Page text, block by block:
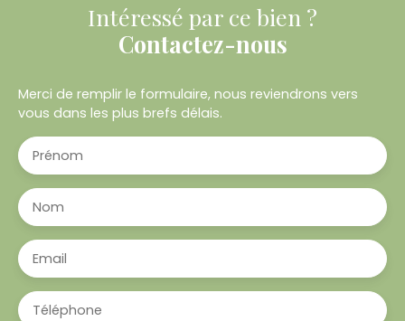
Intéressé par ce bien ?
Contactez-nous
Merci de remplir le formulaire, nous reviendrons vers
vous dans les plus brefs délais.
Prénom
Nom
Email
Téléphone